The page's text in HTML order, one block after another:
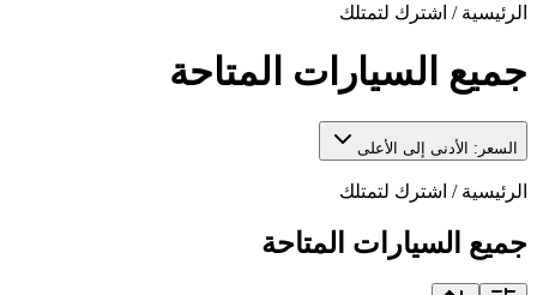
الرئيسية / اشترك لتمتلك
جميع السيارات المتاحة
السعر: الأدنى إلى الأعلى
الرئيسية / اشترك لتمتلك
جميع السيارات المتاحة